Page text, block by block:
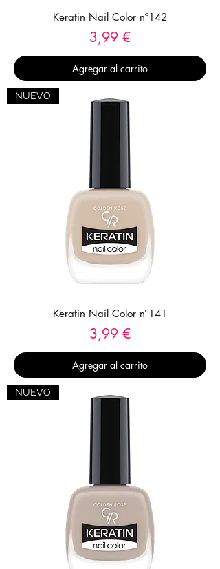
Keratin Nail Color nº142
Precio
3,99 €
Agregar al carrito
NUEVO
Keratin Nail Color nº141
Precio
3,99 €
Agregar al carrito
NUEVO